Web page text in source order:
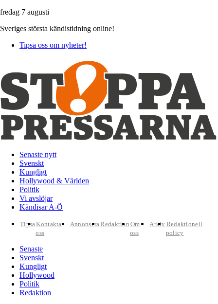
fredag 7 augusti
Sveriges största kändistidning online!
Tipsa oss om nyheter!
Senaste nytt
Svenskt
Kungligt
Hollywood & Världen
Politik
Vi avslöjar
Kändisar A-Ö
TipsaKontakta
oss
AnnonseraRedaktion Om
oss
Arkiv Redaktionell
policy
Senaste
Svenskt
Kungligt
Hollywood
Politik
Redaktion